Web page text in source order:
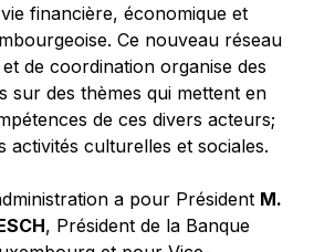
Delmas-Marty
Tanaka
Donohoe
Nanz
financière, économique et
Ce nouveau réseau
de coordination organise des
sur des thèmes qui mettent en
de ces divers acteurs;
activités culturelles et sociales.
a pour Président M.
, Président de la Banque